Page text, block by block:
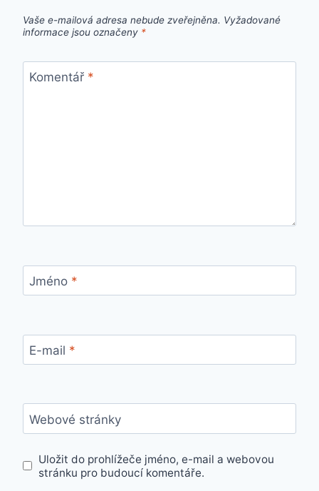
Vaše e-mailová adresa nebude zveřejněna. Vyžadované
informace jsou označeny *
Komentář *
Jméno *
E-mail *
Webové stránky
Uložit do prohlížeče jméno, e-mail a webovou
stránku pro budoucí komentáře.